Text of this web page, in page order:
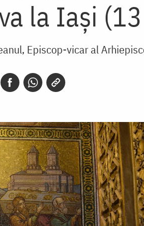
la Iași
Episcop-vicar al